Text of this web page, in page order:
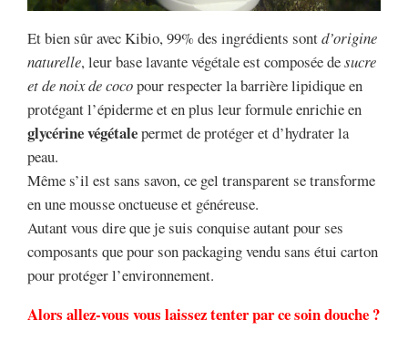
Et bien sûr avec Kibio, 99% des ingrédients sontd’origine
naturelle, leur base lavante végétale est composée desucre
et de noix de cocopour respecter la barrière lipidique en
protégant l’épiderme et en plus leur formule enrichie en
glycérine végétalepermet de protéger et d’hydrater la
peau.
Même s’il est sans savon, ce gel transparent se transforme
en une mousse onctueuse et généreuse.
Autant vous dire que je suis conquise autant pour ses
composants que pour son packaging vendu sans étui carton
pour protéger l’environnement.
Alors allez-vous vous laissez tenter par ce soin douche ?